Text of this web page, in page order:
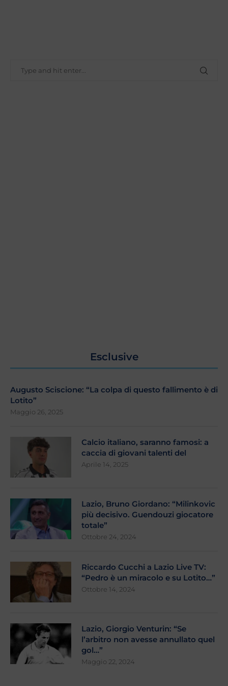
Esclusive
Augusto Sciscione: “La colpa di questo fallimento è di
Lotito”
Maggio 26, 2025
Calcio italiano, saranno famosi: a
caccia di giovani talenti del
Aprile 14, 2025
Lazio, Bruno Giordano: “Milinkovic
più decisivo. Guendouzi giocatore
totale”
Ottobre 24, 2024
Riccardo Cucchi a Lazio Live TV:
“Pedro è un miracolo e su Lotito…”
Ottobre 14, 2024
Lazio, Giorgio Venturin: “Se
l’arbitro non avesse annullato quel
gol…”
Maggio 22, 2024